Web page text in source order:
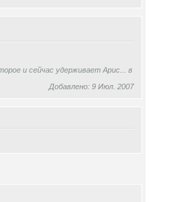
и сейчас удерживает Арис... в
Добавлено: 9 Июл. 2007